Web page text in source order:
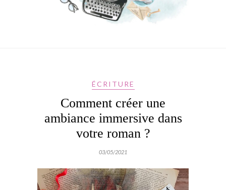
ÉCRITURE
Comment créer une
ambiance immersive dans
votre roman ?
03/05/2021